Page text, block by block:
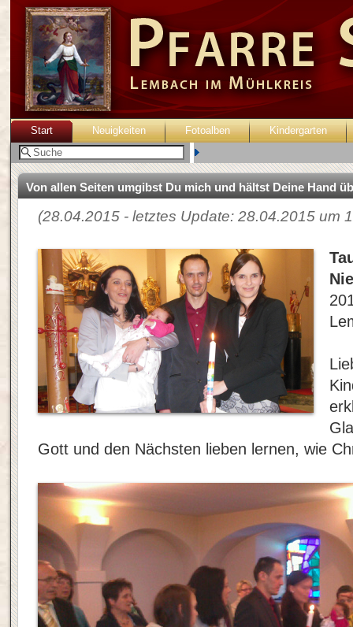
Start Neuigkeiten Fotoalben Kindergarten
Von allen Seiten umgibst Du mich und hältst Deine Hand
(28.04.2015 - letztes Update: 28.04.2015 um
Gott und den Nächsten lieben lernen, wie